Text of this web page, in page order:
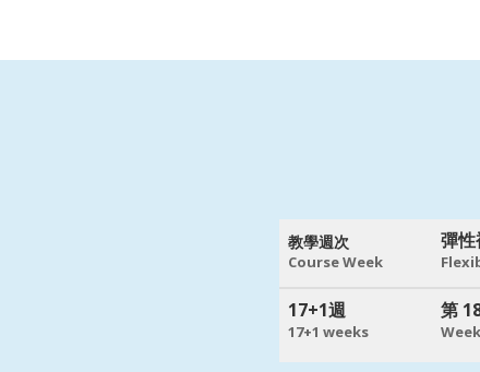
教學週次
Course Week
彈性
17+1週
17+1 weeks
第